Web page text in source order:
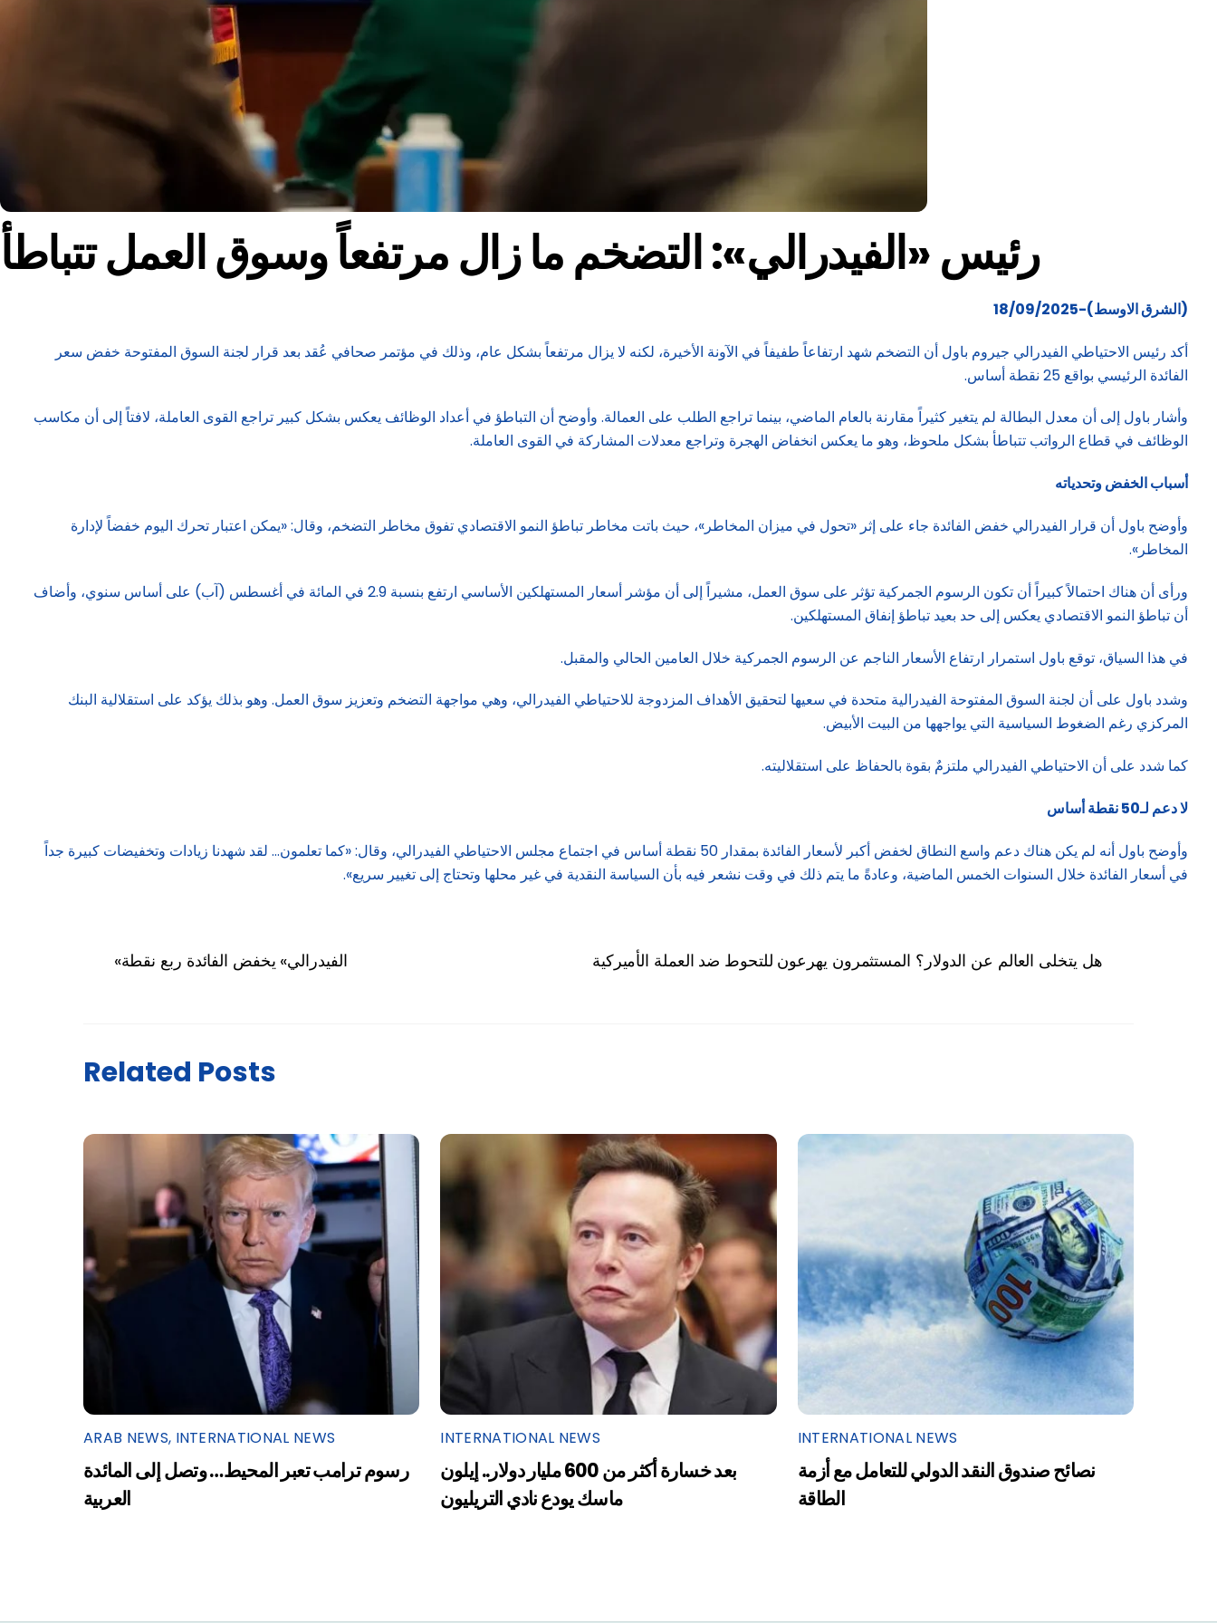
رئيس «الفيدرالي»: التضخم ما زال مرتفعاً وسوق العمل تتباطأ
(الشرق الاوسط)-18/09/2025
أكد رئيس الاحتياطي الفيدرالي جيروم باول أن التضخم شهد ارتفاعاً طفيفاً في الآونة الأخيرة، لكنه لا يزال مرتفعاً بشكل عام، وذلك في مؤتمر صحافي عُقد بعد قرار لجنة السوق المفتوحة خفض سعر
الفائدة الرئيسي بواقع 25 نقطة أساس.
وأشار باول إلى أن معدل البطالة لم يتغير كثيراً مقارنة بالعام الماضي، بينما تراجع الطلب على العمالة. وأوضح أن التباطؤ في أعداد الوظائف يعكس بشكل كبير تراجع القوى العاملة، لافتاً إلى أن مكاسب
الوظائف في قطاع الرواتب تتباطأ بشكل ملحوظ، وهو ما يعكس انخفاض الهجرة وتراجع معدلات المشاركة في القوى العاملة.
أسباب الخفض وتحدياته
وأوضح باول أن قرار الفيدرالي خفض الفائدة جاء على إثر «تحول في ميزان المخاطر»، حيث باتت مخاطر تباطؤ النمو الاقتصادي تفوق مخاطر التضخم، وقال: «يمكن اعتبار تحرك اليوم خفضاً لإدارة
المخاطر».
ورأى أن هناك احتمالاً كبيراً أن تكون الرسوم الجمركية تؤثر على سوق العمل، مشيراً إلى أن مؤشر أسعار المستهلكين الأساسي ارتفع بنسبة 2.9 في المائة في أغسطس (آب) على أساس سنوي، وأضاف
أن تباطؤ النمو الاقتصادي يعكس إلى حد بعيد تباطؤ إنفاق المستهلكين.
في هذا السياق، توقع باول استمرار ارتفاع الأسعار الناجم عن الرسوم الجمركية خلال العامين الحالي والمقبل.
وشدد باول على أن لجنة السوق المفتوحة الفيدرالية متحدة في سعيها لتحقيق الأهداف المزدوجة للاحتياطي الفيدرالي، وهي مواجهة التضخم وتعزيز سوق العمل. وهو بذلك يؤكد على استقلالية البنك
المركزي رغم الضغوط السياسية التي يواجهها من البيت الأبيض.
كما شدد على أن الاحتياطي الفيدرالي ملتزمٌ بقوة بالحفاظ على استقلاليته.
لا دعم لـ50 نقطة أساس
وأوضح باول أنه لم يكن هناك دعم واسع النطاق لخفض أكبر لأسعار الفائدة بمقدار 50 نقطة أساس في اجتماع مجلس الاحتياطي الفيدرالي، وقال: «كما تعلمون… لقد شهدنا زيادات وتخفيضات كبيرة جداً
في أسعار الفائدة خلال السنوات الخمس الماضية، وعادةً ما يتم ذلك في وقت نشعر فيه بأن السياسة النقدية في غير محلها وتحتاج إلى تغيير سريع».
«الفيدرالي» يخفض الفائدة ربع نقطة هل يتخلى العالم عن الدولار؟ المستثمرون يهرعون للتحوط ضد العملة الأميركية
Related Posts
ARAB NEWS, INTERNATIONAL NEWS
رسوم ترامب تعبر المحيط… وتصل إلى المائدة
العربية
INTERNATIONAL NEWS
بعد خسارة أكثر من 600 مليار دولار.. إيلون
ماسك يودع نادي التريليون
INTERNATIONAL NEWS
نصائح صندوق النقد الدولي للتعامل مع أزمة
الطاقة